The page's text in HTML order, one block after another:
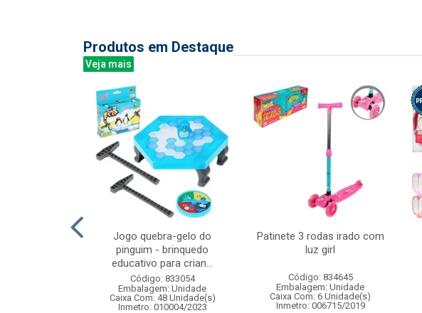
Produtos em Destaque
Veja mais
Jogo quebra-gelo do
pinguim - brinquedo
educativo para crian...
Código: 833054
Embalagem: Unidade
Caixa Com: 48 Unidade(s)
Inmetro: 010004/2023
Patinete 3 rodas irado com
luz girl
Código: 834645
Embalagem: Unidade
Caixa Com: 6 Unidade(s)
Inmetro: 006715/2019